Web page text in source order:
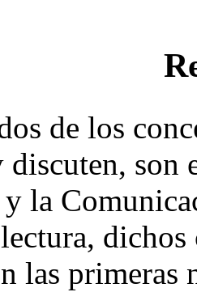
de los
discuten, son
la
dichos
las primeras